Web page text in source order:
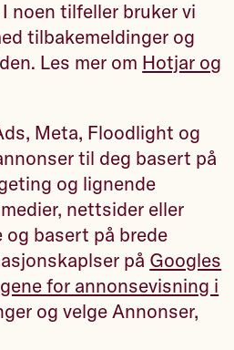
noen tilfeller bruker vi
tilbakemeldinger og
Les mer om Hotjar og
Meta, Floodlight og
til deg basert på
og lignende
nettsider eller
basert på brede
på Googles
for annonsevisning i
og velge Annonser,